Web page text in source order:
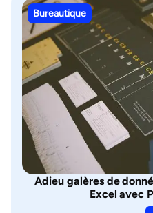
Bureautique
Adieu galères de
Excel avec